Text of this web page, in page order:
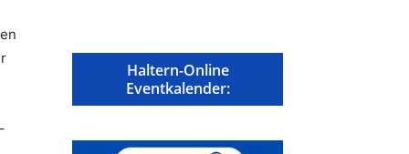
Haltern-Online
Eventkalender: